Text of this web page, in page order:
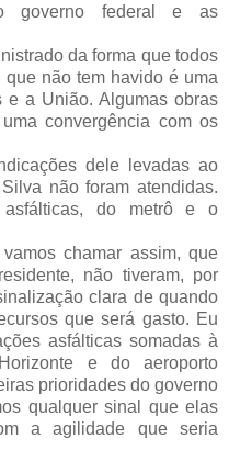
governo federal e as
da forma que todos
não tem havido é uma
e a União. Algumas obras
convergência com os
dele levadas ao
não foram atendidas.
do metrô e o
chamar assim, que
não tiveram, por
clara de quando
que será gasto. Eu
asfálticas somadas à
e do aeroporto
prioridades do governo
qualquer sinal que elas
a agilidade que seria